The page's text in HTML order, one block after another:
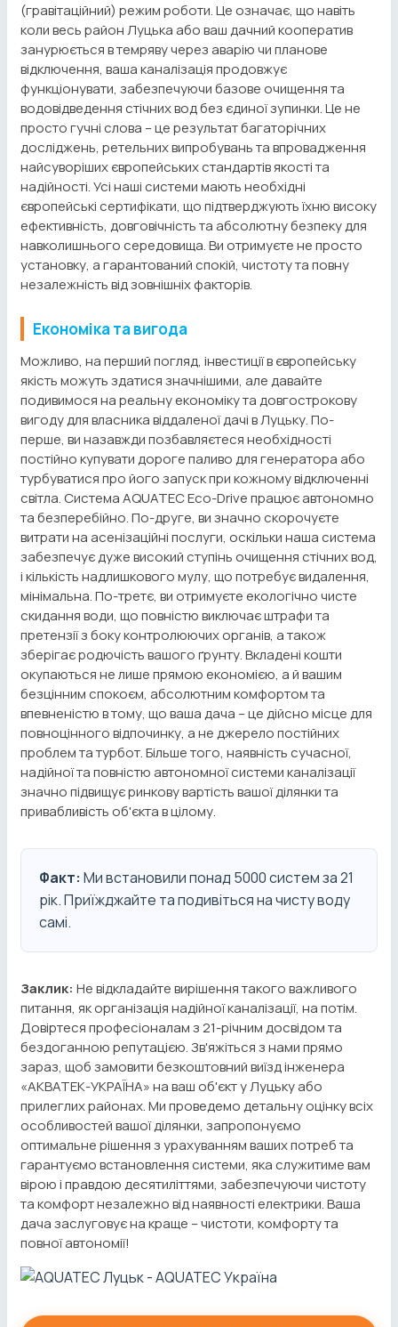
(гравітаційний) режим роботи. Це означає, що навіть
коли весь район Луцька або ваш дачний кооператив
занурюється в темряву через аварію чи планове
відключення, ваша каналізація продовжує
функціонувати, забезпечуючи базове очищення та
водовідведення стічних вод без єдиної зупинки. Це не
просто гучні слова – це результат багаторічних
досліджень, ретельних випробувань та впровадження
найсуворіших європейських стандартів якості та
надійності. Усі наші системи мають необхідні
європейські сертифікати, що підтверджують їхню високу
ефективність, довговічність та абсолютну безпеку для
навколишнього середовища. Ви отримуєте не просто
установку, а гарантований спокій, чистоту та повну
незалежність від зовнішніх факторів.
Економіка та вигода
Можливо, на перший погляд, інвестиції в європейську
якість можуть здатися значнішими, але давайте
подивимося на реальну економіку та довгострокову
вигоду для власника віддаленої дачі в Луцьку. По-
перше, ви назавжди позбавляєтеся необхідності
постійно купувати дороге паливо для генератора або
турбуватися про його запуск при кожному відключенні
світла. Система AQUATEC Eco-Drive працює автономно
та безперебійно. По-друге, ви значно скорочуєте
витрати на асенізаційні послуги, оскільки наша система
забезпечує дуже високий ступінь очищення стічних вод,
і кількість надлишкового мулу, що потребує видалення,
мінімальна. По-третє, ви отримуєте екологічно чисте
скидання води, що повністю виключає штрафи та
претензії з боку контролюючих органів, а також
зберігає родючість вашого ґрунту. Вкладені кошти
окупаються не лише прямою економією, а й вашим
безцінним спокоєм, абсолютним комфортом та
впевненістю в тому, що ваша дача – це дійсно місце для
повноцінного відпочинку, а не джерело постійних
проблем та турбот. Більше того, наявність сучасної,
надійної та повністю автономної системи каналізації
значно підвищує ринкову вартість вашої ділянки та
привабливість об'єкта в цілому.
Факт: Ми встановили понад 5000 систем за 21
рік. Приїжджайте та подивіться на чисту воду
самі.
Заклик: Не відкладайте вирішення такого важливого
питання, як організація надійної каналізації, на потім.
Довіртеся професіоналам з 21-річним досвідом та
бездоганною репутацією. Зв'яжіться з нами прямо
зараз, щоб замовити безкоштовний виїзд інженера
«АКВАТЕК-УКРАЇНА» на ваш об'єкт у Луцьку або
прилеглих районах. Ми проведемо детальну оцінку всіх
особливостей вашої ділянки, запропонуємо
оптимальне рішення з урахуванням ваших потреб та
гарантуємо встановлення системи, яка служитиме вам
вірою і правдою десятиліттями, забезпечуючи чистоту
та комфорт незалежно від наявності електрики. Ваша
дача заслуговує на краще – чистоти, комфорту та
повної автономії!